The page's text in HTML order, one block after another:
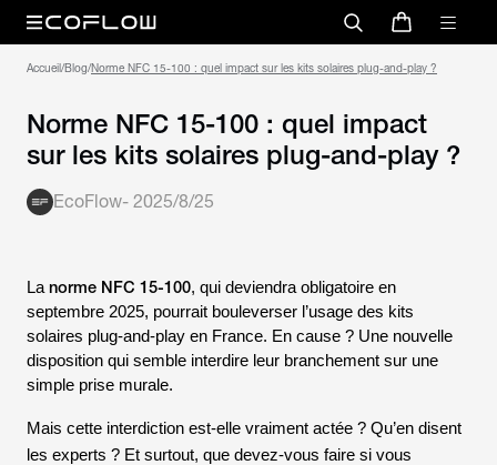
Accueil/Blog/Norme NFC 15-100 : quel impact sur les kits solaires plug-and-play ?
Norme NFC 15-100 : quel impact
sur les kits solaires plug-and-play ?
EcoFlow- 2025/8/25
La norme NFC 15-100, qui deviendra obligatoire en
septembre 2025, pourrait bouleverser l’usage des kits
solaires plug-and-play en France. En cause ? Une nouvelle
disposition qui semble interdire leur branchement sur une
simple prise murale.
Mais cette interdiction est-elle vraiment actée ? Qu’en disent
les experts ? Et surtout, que devez-vous faire si vous